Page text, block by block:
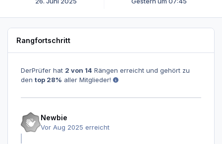
Rangfortschritt
DerPrüfer hat 2 von 14 Rängen erreicht und gehört zu
den top 28% aller Mitglieder!
Newbie
Vor Aug 2025 erreicht